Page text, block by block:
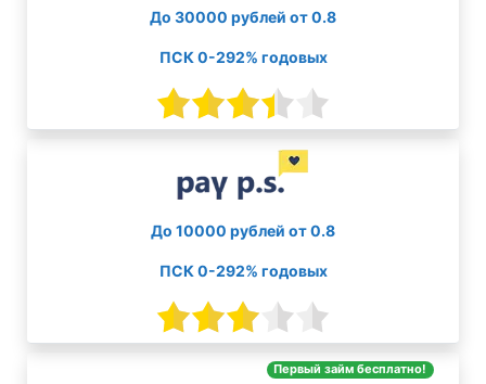
До 30000 рублей от 0.8
ПСК 0-292% годовых
До 10000 рублей от 0.8
ПСК 0-292% годовых
Первый займ бесплатно!